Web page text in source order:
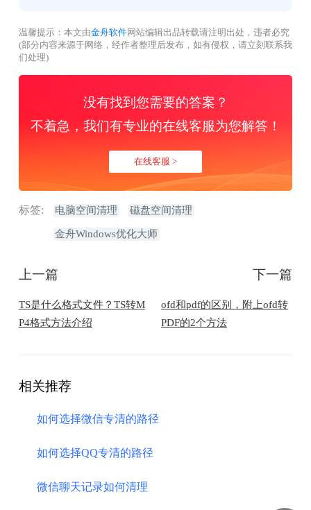
温馨提示：本文由金舟软件网站编辑出品转载请注明出处，违者必究
(部分内容来源于网络，经作者整理后发布，如有侵权，请立刻联系我
们处理)
没有找到您需要的答案？
不着急，我们有专业的在线客服为您解答！
在线客服 >
标签: 电脑空间清理 磁盘空间清理
金舟Windows优化大师
上一篇
TS是什么格式文件？TS转M
P4格式方法介绍
下一篇
ofd和pdf的区别，附上ofd转
PDF的2个方法
相关推荐
如何选择微信专清的路径
如何选择QQ专清的路径
​微信聊天记录如何清理